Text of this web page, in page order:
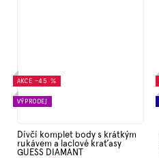
AKCE –45 %
VÝPRODEJ
Dívčí komplet body s krátkým
rukávem a laclové kraťasy
GUESS DIAMANT